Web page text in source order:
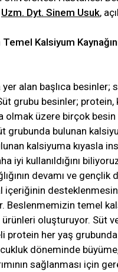
Uzm. Dyt. Sinem Usuk,
Kalsiyum
alan başlıca besinler;
grubu besinler; protein,
olmak üzere birçok
grubunda bulunan
kalsiyuma kıyasla
iyi kullanıldığını
devamı ve gençlik
içeriğinin
Beslenmemizin temel
oluşturuyor. Süt
protein her yaş
döneminde
sağlanması için